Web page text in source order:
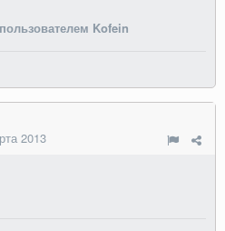
пользователем Kofein
2013